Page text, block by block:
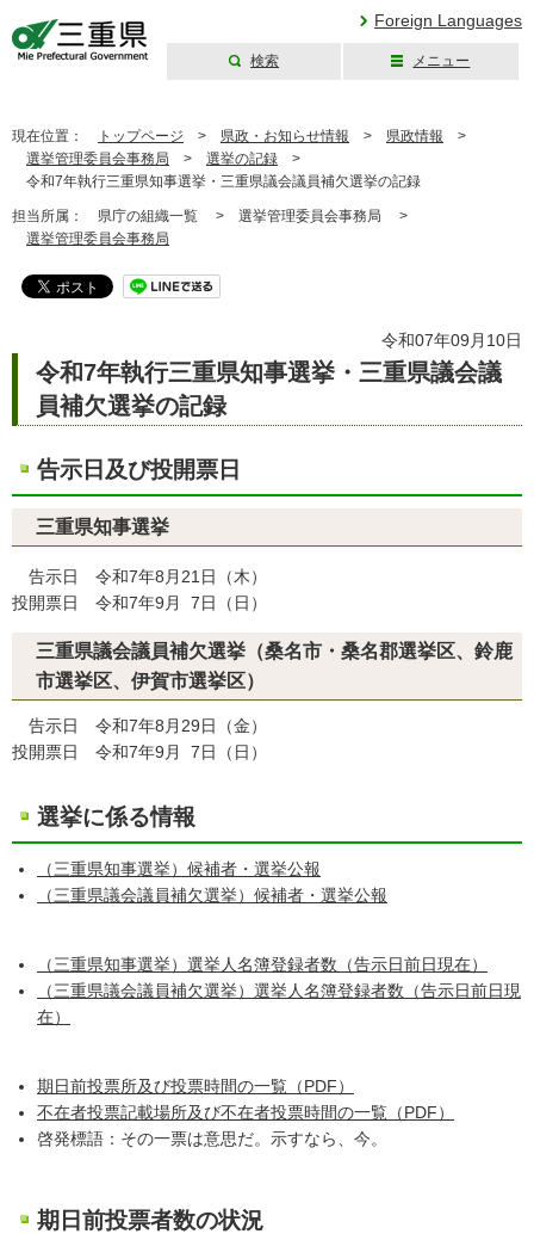
Foreign Languages
検索 メニュー
現在位置： トップページ > 県政・お知らせ情報 > 県政情報 >
選挙管理委員会事務局 > 選挙の記録 >
令和7年執行三重県知事選挙・三重県議会議員補欠選挙の記録
担当所属： 県庁の組織一覧 > 選挙管理委員会事務局 >
選挙管理委員会事務局
令和07年09月10日
令和7年執行三重県知事選挙・三重県議会議
員補欠選挙の記録
告示日及び投開票日
三重県知事選挙
告示日 令和7年8月21日（木）
投開票日 令和7年9月 7日（日）
三重県議会議員補欠選挙（桑名市・桑名郡選挙区、鈴鹿
市選挙区、伊賀市選挙区）
告示日 令和7年8月29日（金）
投開票日 令和7年9月 7日（日）
選挙に係る情報
（三重県知事選挙）候補者・選挙公報
（三重県議会議員補欠選挙）候補者・選挙公報
（三重県知事選挙）選挙人名簿登録者数（告示日前日現在）
（三重県議会議員補欠選挙）選挙人名簿登録者数（告示日前日現
在）
期日前投票所及び投票時間の一覧（PDF）
不在者投票記載場所及び不在者投票時間の一覧（PDF）
啓発標語：その一票は意思だ。示すなら、今。
期日前投票者数の状況